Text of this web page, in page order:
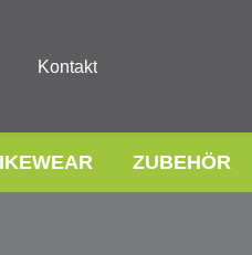
Kontakt
ZUBEHÖR